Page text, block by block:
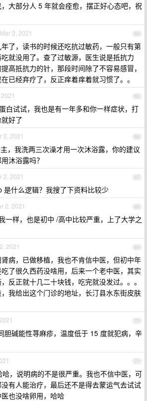
大部分人 5 年就会痊愈，摆正好心态吧，祝
64
Mar 2, 2021
了，读书的时候还吃抗过敏药，一般只有第
就没用了。查了过敏源，医生说是抵抗力
高抵抗力的针，那段时间除了不容易感冒，
已经弃疗了，反正痒着痒着就习惯了。。
65
白试试，我也是有一年多和你一样症状，打
好了
66
2, 2021
，我洗两三次澡才用一次沐浴露，你的建议
沐浴露吗？
67
2, 2021
是什么逻辑？我搜了下资料比较少
68
2, 2021
一样，也是初中 /高中比较严重，上了大学之
69
2021
病，已做移植，我也不肯信中医，但初中年
了很久西药没啥用，后来一个老中医，其实
反正就十几二十块钱，吃完就没发过。。。
我给出这个门诊的地址，长汀县水东街皮肤
70
胆碱能性荨麻疹，温度低于 15 度就犯病，辛
71
哈，说明病的不是很严重。我也不信中医，可
有人能治疗，最后还不是得去蒙运气去试试
也没啥卵用，哈哈